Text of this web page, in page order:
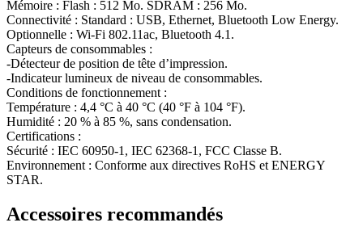
Mémoire : Flash : 512 Mo. SDRAM : 256 Mo.
Connectivité : Standard : USB, Ethernet, Bluetooth Low Energy.
Optionnelle : Wi-Fi 802.11ac, Bluetooth 4.1.
Capteurs de consommables :
-Détecteur de position de tête d’impression.
-Indicateur lumineux de niveau de consommables.
Conditions de fonctionnement :
Température : 4,4 °C à 40 °C (40 °F à 104 °F).
Humidité : 20 % à 85 %, sans condensation.
Certifications :
Sécurité : IEC 60950-1, IEC 62368-1, FCC Classe B.
Environnement : Conforme aux directives RoHS et ENERGY
STAR.
Accessoires recommandés